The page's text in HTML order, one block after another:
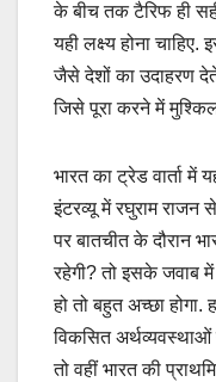
के बीच तक टैरिफ ही
यही लक्ष्य होना
जैसे देशों का उदाहरण
जिसे पूरा करने में
भारत का ट्रेड वार्ता में
इंटरव्यू में रघुराम
पर बातचीत के दौरान
रहेगी? तो इसके जवाब
हो तो बहुत अच्छा
विकसित
तो वहीं भारत की